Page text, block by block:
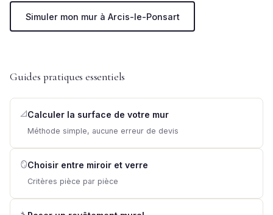
Simuler mon mur à Arcis-le-Ponsart
Guides pratiques essentiels
📐 Calculer la surface de votre mur
Méthode simple, aucune erreur de devis
🪞Choisir entre miroir et verre
Critères pièce par pièce